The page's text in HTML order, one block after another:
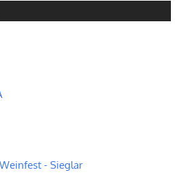
- Sieglar